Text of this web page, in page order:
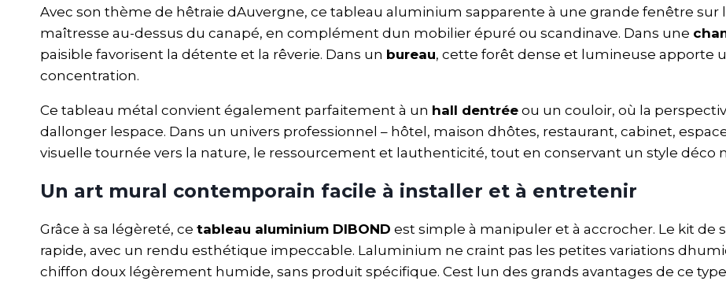
Avec son thème de hêtraie dAuvergne, ce tableau aluminium sapparente à une grande fenêtre sur
maîtresse au-dessus du canapé, en complément dun mobilier épuré ou scandinave. Dans une
paisible favorisent la détente et la rêverie. Dans un bureau, cette forêt dense et lumineuse apporte
concentration.
Ce tableau métal convient également parfaitement à un hall dentrée ou un couloir, où la
dallonger lespace. Dans un univers professionnel – hôtel, maison dhôtes, restaurant, cabinet,
visuelle tournée vers la nature, le ressourcement et lauthenticité, tout en conservant un style déco
Un art mural contemporain facile à installer et à entretenir
Grâce à sa légèreté, ce tableau aluminium DIBOND est simple à manipuler et à accrocher. Le kit
rapide, avec un rendu esthétique impeccable. Laluminium ne craint pas les petites variations
chiffon doux légèrement humide, sans produit spécifique. Cest lun des grands avantages de ce